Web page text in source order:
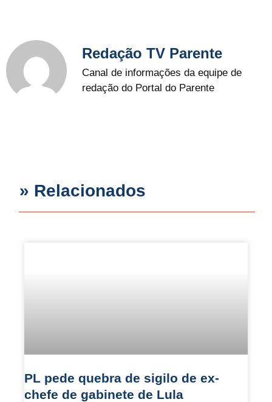
Redação TV Parente
Canal de informações da equipe de
redação do Portal do Parente
» Relacionados
PL pede quebra de sigilo de ex-
chefe de gabinete de Lula